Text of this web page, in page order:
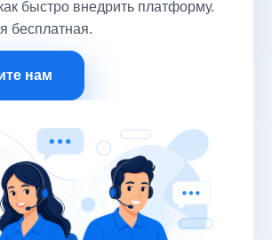
быстро внедрить платформу.
бесплатная.
нам